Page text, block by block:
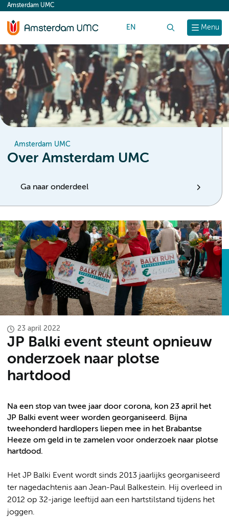
content
Menu
Amsterdam UMC
EN
Amsterdam UMC
Over Amsterdam UMC
Ga naar onderdeel
23 april 2022
JP Balki event steunt opnieuw
onderzoek naar plotse
hartdood
Na een stop van twee jaar door corona, kon 23 april het
JP Balki event weer worden georganiseerd. Bijna
tweehonderd hardlopers liepen mee in het Brabantse
Heeze om geld in te zamelen voor onderzoek naar plotse
hartdood.
Het JP Balki Event wordt sinds 2013 jaarlijks georganiseerd
ter nagedachtenis aan Jean-Paul Balkestein. Hij overleed in
2012 op 32-jarige leeftijd aan een hartstilstand tijdens het
joggen.